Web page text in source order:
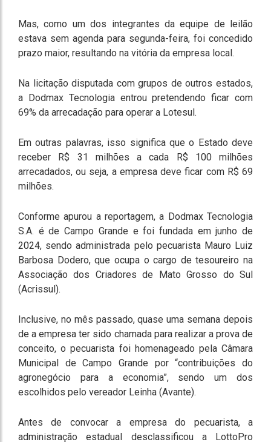
Mas, como um dos integrantes da equipe de leilão
estava sem agenda para segunda-feira, foi concedido
prazo maior, resultando na vitória da empresa local.
Na licitação disputada com grupos de outros estados,
a Dodmax Tecnologia entrou pretendendo ficar com
69% da arrecadação para operar a Lotesul.
Em outras palavras, isso significa que o Estado deve
receber R$ 31 milhões a cada R$ 100 milhões
arrecadados, ou seja, a empresa deve ficar com R$ 69
milhões.
Conforme apurou a reportagem, a Dodmax Tecnologia
S.A. é de Campo Grande e foi fundada em junho de
2024, sendo administrada pelo pecuarista Mauro Luiz
Barbosa Dodero, que ocupa o cargo de tesoureiro na
Associação dos Criadores de Mato Grosso do Sul
(Acrissul).
Inclusive, no mês passado, quase uma semana depois
de a empresa ter sido chamada para realizar a prova de
conceito, o pecuarista foi homenageado pela Câmara
Municipal de Campo Grande por “contribuições do
agronegócio para a economia”, sendo um dos
escolhidos pelo vereador Leinha (Avante).
Antes de convocar a empresa do pecuarista, a
administração estadual desclassificou a LottoPro